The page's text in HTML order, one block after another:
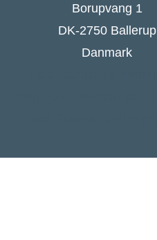
Borupvang 1
DK-2750 Ballerup
Danmark